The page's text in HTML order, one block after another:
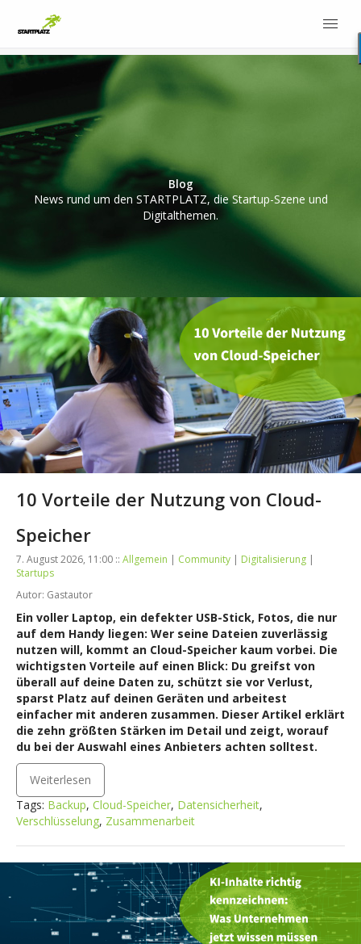
Blog
News rund um den STARTPLATZ, die Startup-Szene und
Digitalthemen.
10 Vorteile der Nutzung von Cloud-
Speicher
7. August 2026, 11:00 :: Allgemein | Community | Digitalisierung |
Startups
Autor: Gastautor
Ein voller Laptop, ein defekter USB-Stick, Fotos, die nur
auf dem Handy liegen: Wer seine Dateien zuverlässig
nutzen will, kommt an Cloud-Speicher kaum vorbei. Die
wichtigsten Vorteile auf einen Blick: Du greifst von
überall auf deine Daten zu, schützt sie vor Verlust,
sparst Platz auf deinen Geräten und arbeitest
einfacher mit anderen zusammen. Dieser Artikel erklärt
die zehn größten Stärken im Detail und zeigt, worauf
du bei der Auswahl eines Anbieters achten solltest.
Weiterlesen
Tags: Backup, Cloud-Speicher, Datensicherheit,
Verschlüsselung, Zusammenarbeit